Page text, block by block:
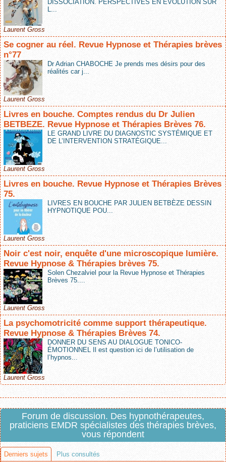
DISSOCIATION. PERSPECTIVES EN ÉVOLUTION SUR
L...
Laurent Gross
Se cogner au réel. Revue Hypnose et Thérapies brèves
n°77
Dr Adrian CHABOCHE Je prends mes désirs pour des
réalités car j...
Laurent Gross
Livres en bouche. Comptes rendus du Dr Julien
BETBEZE. Revue Hypnose et Thérapies Brèves 76.
LE GRAND LIVRE DU DIAGNOSTIC SYSTÉMIQUE ET
DE L’INTERVENTION STRATÉGIQUE...
Laurent Gross
Livres en bouche. Revue Hypnose et Thérapies Brèves
75.
LIVRES EN BOUCHE PAR JULIEN BETBÈZE DESSIN
HYPNOTIQUE POU...
Laurent Gross
Noir c'est noir, enquête d'une microscopique lumière.
Revue Hypnose & Thérapies brèves 75.
Solen Chezalviel pour la Revue Hypnose et Thérapies
Brèves 75....
Laurent Gross
La psychomotricité comme support thérapeutique.
Revue Hypnose & Thérapies Brèves 74.
DONNER DU SENS AU DIALOGUE TONICO-
ÉMOTIONNEL Il est question ici de l’utilisation de
l’hypnos...
Laurent Gross
Forum de discussion. Des hypnothérapeutes,
praticiens EMDR spécialistes des thérapies brèves,
vous répondent
Derniers sujets Plus consultés